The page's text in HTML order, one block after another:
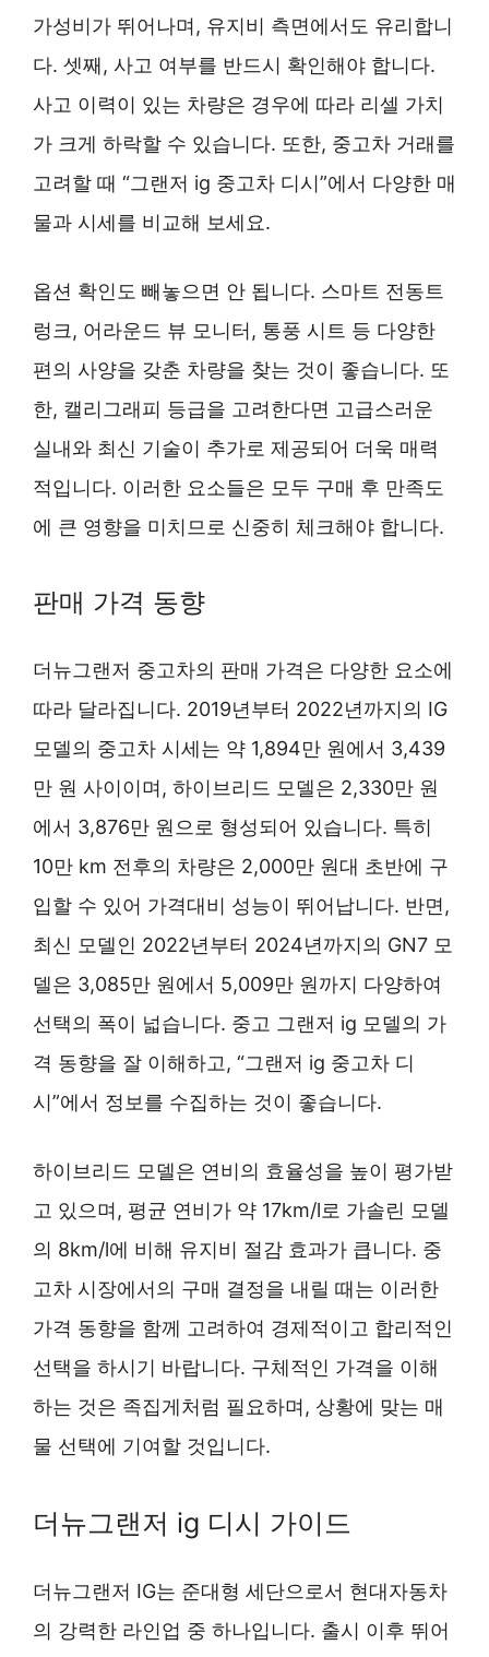
가성비가 뛰어나며, 유지비 측면에서도 유리합니
다. 셋째, 사고 여부를 반드시 확인해야 합니다.
사고 이력이 있는 차량은 경우에 따라 리셀 가치
가 크게 하락할 수 있습니다. 또한, 중고차 거래를
고려할 때 “그랜저 ig 중고차 디시”에서 다양한 매
물과 시세를 비교해 보세요.
옵션 확인도 빼놓으면 안 됩니다. 스마트 전동트
렁크, 어라운드 뷰 모니터, 통풍 시트 등 다양한
편의 사양을 갖춘 차량을 찾는 것이 좋습니다. 또
한, 캘리그래피 등급을 고려한다면 고급스러운
실내와 최신 기술이 추가로 제공되어 더욱 매력
적입니다. 이러한 요소들은 모두 구매 후 만족도
에 큰 영향을 미치므로 신중히 체크해야 합니다.
판매 가격 동향
더뉴그랜저 중고차의 판매 가격은 다양한 요소에
따라 달라집니다. 2019년부터 2022년까지의 IG
모델의 중고차 시세는 약 1,894만 원에서 3,439
만 원 사이이며, 하이브리드 모델은 2,330만 원
에서 3,876만 원으로 형성되어 있습니다. 특히
10만 km 전후의 차량은 2,000만 원대 초반에 구
입할 수 있어 가격대비 성능이 뛰어납니다. 반면,
최신 모델인 2022년부터 2024년까지의 GN7 모
델은 3,085만 원에서 5,009만 원까지 다양하여
선택의 폭이 넓습니다. 중고 그랜저 ig 모델의 가
격 동향을 잘 이해하고, “그랜저 ig 중고차 디
시”에서 정보를 수집하는 것이 좋습니다.
하이브리드 모델은 연비의 효율성을 높이 평가받
고 있으며, 평균 연비가 약 17km/l로 가솔린 모델
의 8km/l에 비해 유지비 절감 효과가 큽니다. 중
고차 시장에서의 구매 결정을 내릴 때는 이러한
가격 동향을 함께 고려하여 경제적이고 합리적인
선택을 하시기 바랍니다. 구체적인 가격을 이해
하는 것은 족집게처럼 필요하며, 상황에 맞는 매
물 선택에 기여할 것입니다.
더뉴그랜저 ig 디시 가이드
더뉴그랜저 IG는 준대형 세단으로서 현대자동차
의 강력한 라인업 중 하나입니다. 출시 이후 뛰어